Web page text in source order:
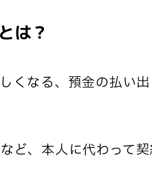
は？
くなる、預金の払い
、本人に代わって契